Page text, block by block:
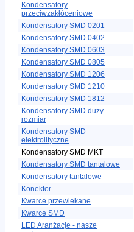
Kondensatory
przeciwzakłóceniowe
Kondensatory SMD 0201
Kondensatory SMD 0402
Kondensatory SMD 0603
Kondensatory SMD 0805
Kondensatory SMD 1206
Kondensatory SMD 1210
Kondensatory SMD 1812
Kondensatory SMD duży
rozmiar
Kondensatory SMD
elektrolityczne
Kondensatory SMD MKT
Kondensatory SMD tantalowe
Kondensatory tantalowe
Konektor
Kwarce przewlekane
Kwarce SMD
LED Aranżacje - nasze